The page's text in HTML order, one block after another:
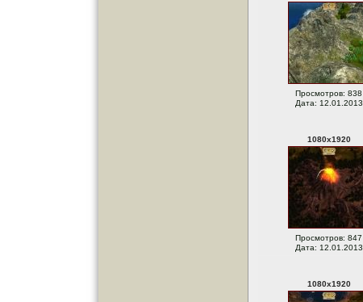
Просмотров: 838
Дата: 12.01.2013
1080x1920
Просмотров: 847
Дата: 12.01.2013
1080x1920